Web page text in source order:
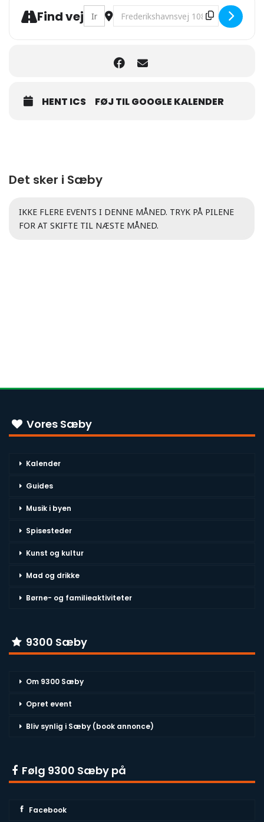
Find vej Address - Træf med gamle og nye
Destination Address - Træf med
HENT ICS FØJ TIL GOOGLE KALENDER
Det sker i Sæby
IKKE FLERE EVENTS I DENNE MÅNED. TRYK PÅ PILENE
FOR AT SKIFTE TIL NÆSTE MÅNED.
Vores Sæby
Kalender
Guides
Musik i byen
Spisesteder
Kunst og kultur
Mad og drikke
Børne- og familieaktiviteter
9300 Sæby
Om 9300 Sæby
Opret event
Bliv synlig i Sæby (book annonce)
Følg 9300 Sæby på
Facebook